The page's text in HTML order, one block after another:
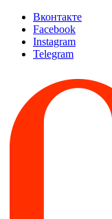
Вконтакте
Facebook
Instagram
Telegram